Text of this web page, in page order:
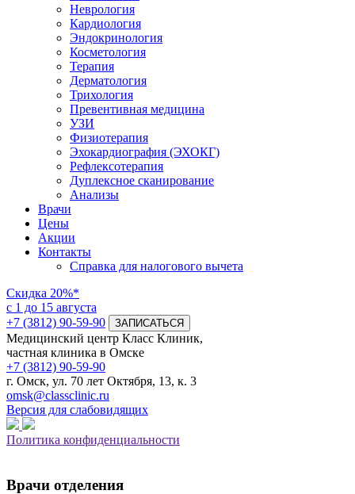
Неврология
Кардиология
Эндокринология
Косметология
Терапия
Дерматология
Трихология
Превентивная медицина
УЗИ
Физиотерапия
Эхокардиография (ЭХОКГ)
Рефлексотерапия
Дуплексное сканирование
Анализы
Врачи
Цены
Акции
Контакты
Справка для налогового вычета
Скидка 20%*
с 1 до 15 августа
+7 (3812) 90-59-90
ЗАПИСАТЬСЯ
Медицинский центр Класс Клиник,
частная клиника в Омске
+7 (3812) 90-59-90
г. Омск, ул. 70 лет Октября, 13, к. 3
omsk@classclinic.ru
Версия для слабовидящих
Политика конфиденциальности
Врачи отделения